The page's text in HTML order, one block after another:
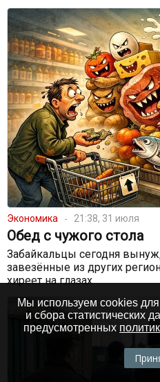
Экономика 21:38, 31 июля
Обед с чужого стола
Забайкальцы сегодня
завезённые из других
хиреет на глазах
Мы используем cookies
и сбора статистических
предусмотренных